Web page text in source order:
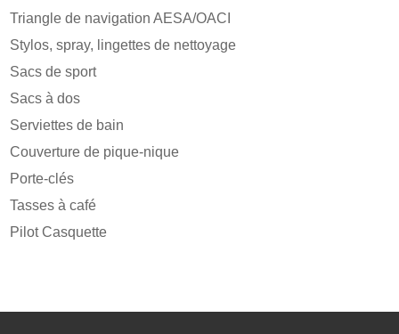
Triangle de navigation AESA/OACI
Stylos, spray, lingettes de nettoyage
Sacs de sport
Sacs à dos
Serviettes de bain
Couverture de pique-nique
Porte-clés
Tasses à café
Pilot Casquette